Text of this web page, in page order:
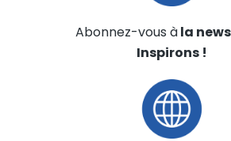
Abonnez-vous àla
Inspirons !